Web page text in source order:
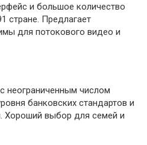
и большое количество
стране. Предлагает
для потокового видео и
неограниченным числом
банковских стандартов и
Хороший выбор для семей и